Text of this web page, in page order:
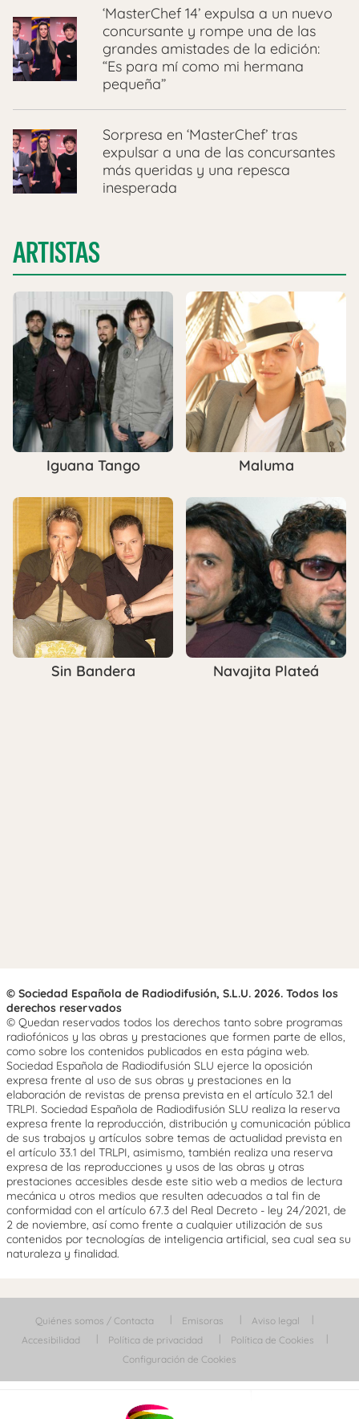
‘MasterChef 14’ expulsa a un nuevo
concursante y rompe una de las
grandes amistades de la edición:
“Es para mí como mi hermana
pequeña”
Sorpresa en ‘MasterChef’ tras
expulsar a una de las concursantes
más queridas y una repesca
inesperada
ARTISTAS
Iguana Tango Maluma
Sin Bandera Navajita Plateá
© Sociedad Española de Radiodifusión, S.L.U. 2026. Todos los
derechos reservados
© Quedan reservados todos los derechos tanto sobre programas
radiofónicos y las obras y prestaciones que formen parte de ellos,
como sobre los contenidos publicados en esta página web.
Sociedad Española de Radiodifusión SLU ejerce la oposición
expresa frente al uso de sus obras y prestaciones en la
elaboración de revistas de prensa prevista en el artículo 32.1 del
TRLPI. Sociedad Española de Radiodifusión SLU realiza la reserva
expresa frente la reproducción, distribución y comunicación pública
de sus trabajos y artículos sobre temas de actualidad prevista en
el artículo 33.1 del TRLPI, asimismo, también realiza una reserva
expresa de las reproducciones y usos de las obras y otras
prestaciones accesibles desde este sitio web a medios de lectura
mecánica u otros medios que resulten adecuados a tal fin de
conformidad con el artículo 67.3 del Real Decreto - ley 24/2021, de
2 de noviembre, así como frente a cualquier utilización de sus
contenidos por tecnologías de inteligencia artificial, sea cual sea su
naturaleza y finalidad.
Quiénes somos / Contacta Emisoras
Aviso legal
Accesibilidad
Política de privacidad
Política de Cookies
Configuración de Cookies